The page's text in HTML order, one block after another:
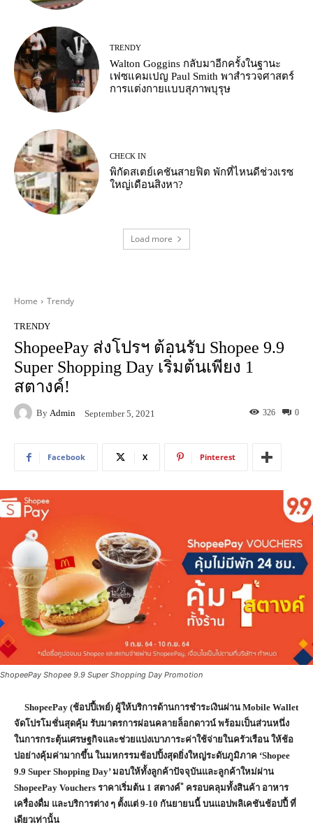
TRENDY
Walton Goggins กลับมาอีกครั้งในฐานะ
เฟซแคมเปญ Paul Smith พาสำรวจศาสตร์
การแต่งกายแบบสุภาพบุรุษ
CHECK IN
พิกัดสเตย์เคชันสายฟิต พักที่ไหนดีช่วงเรซ
ใหญ่เดือนสิงหา?
Load more